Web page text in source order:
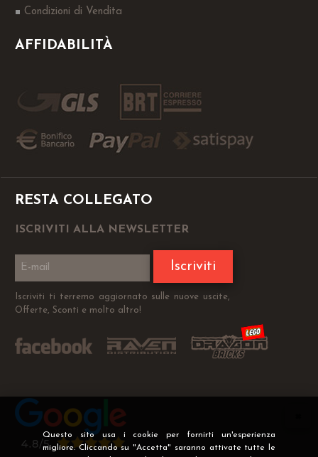
Questo sito usa i cookie per fornirti un'esperienza
migliore. Cliccando su "Accetta" saranno attivate tutte le
Condizioni di Vendita
AFFIDABILITÀ
RESTA COLLEGATO
ISCRIVITI ALLA NEWSLETTER
Iscriviti
Iscriviti ti terremo aggiornato sulle nuove uscite,
Offerte, Sconti e molto altro!